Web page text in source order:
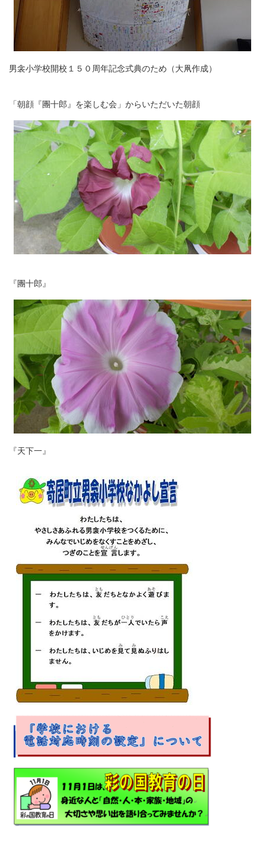
男衾小学校開校１５０周年記念式典のため（大凧作成）
「朝顔『團十郎』を楽しむ会」からいただいた朝顔
『團十郎』
『天下一』